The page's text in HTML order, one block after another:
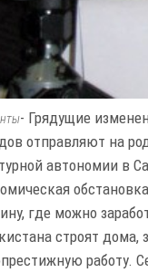
- Грядущие
отправляют на
автономии в
где можно
строят
работу.